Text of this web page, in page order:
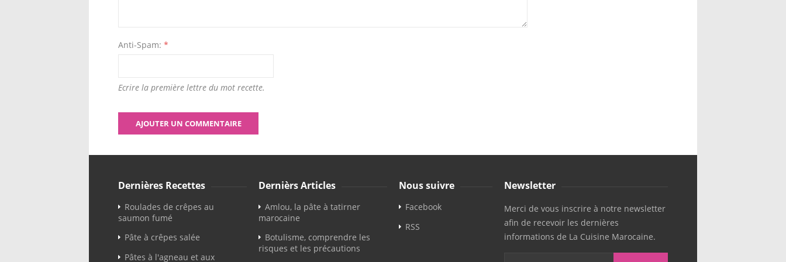
Anti-Spam: *
Ecrire la première lettre du mot recette.
Dernières Recettes
Roulades de crêpes au
saumon fumé
Pâte à crêpes salée
Pâtes à l'agneau et aux
Dernièrs Articles
Amlou, la pâte à tatirner
marocaine
Botulisme, comprendre les
risques et les précautions
Nous suivre
Facebook
RSS
Newsletter
Merci de vous inscrire à notre newsletter
afin de recevoir les dernières
informations de La Cuisine Marocaine.